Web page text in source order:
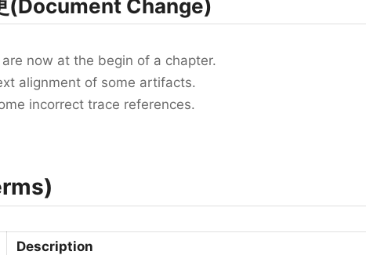
(Document Change)
are now at the begin of a chapter.
alignment of some artifacts.
incorrect trace references.
Description